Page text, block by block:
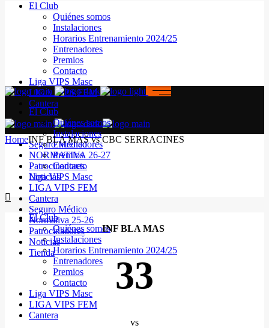
El Club
Quiénes somos
Instalaciones
Horarios Entrenamiento 2024/25
Entrenadores
Premios
Contacto
Liga VIPS Masc
LIGA VIPS FEM
Cantera
Seguro Médico
NORMATIVA 26-27
Patrocinadores
Noticias
El Club
Quiénes somos
Instalaciones
Horarios Entrenamiento 2024/25
Entrenadores
Premios
Contacto
Liga VIPS Masc
LIGA VIPS FEM
Cantera
El Club
Quiénes somos
Instalaciones
Entrenadores
Premios
Contacto
Liga VIPS Masc
LIGA VIPS FEM
Cantera
Seguro Médico
Normativa 25-26
Patrocinadores
Noticias
Tienda
HomeINF BLA MAS vs CBC SERRACINES
INF BLA MAS
33
vs